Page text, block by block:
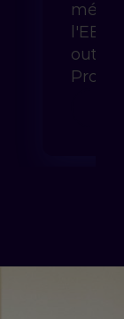
l'EBP
outils